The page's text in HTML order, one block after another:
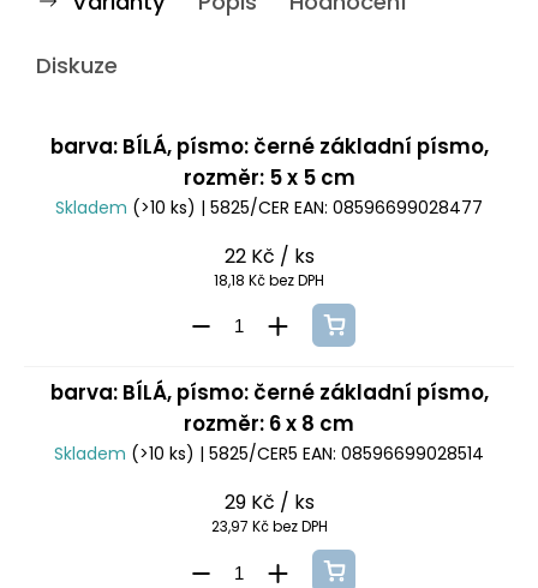
Diskuze
barva: BÍLÁ, písmo: černé základní písmo,
rozměr: 5 x 5 cm
Skladem (>10 ks) | 5825/CER EAN: 08596699028477
22 Kč / ks
18,18 Kč bez DPH
barva: BÍLÁ, písmo: černé základní písmo,
rozměr: 6 x 8 cm
Skladem (>10 ks) | 5825/CER5 EAN: 08596699028514
29 Kč / ks
23,97 Kč bez DPH